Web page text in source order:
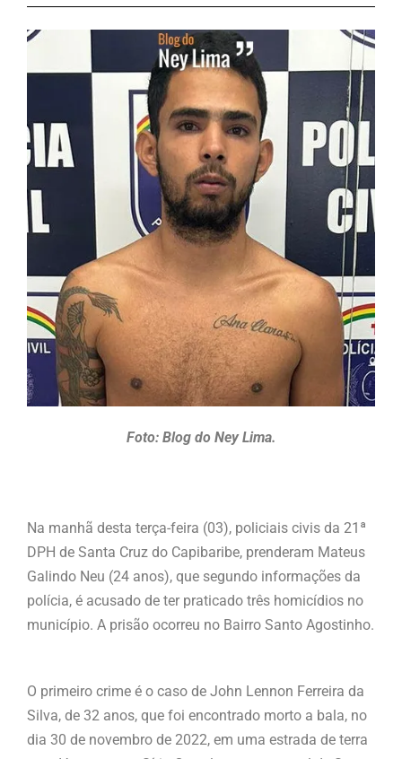
Foto: Blog do Ney Lima.
Na manhã desta terça-feira (03), policiais civis da 21ª
DPH de Santa Cruz do Capibaribe, prenderam Mateus
Galindo Neu (24 anos), que segundo informações da
polícia, é acusado de ter praticado três homicídios no
município. A prisão ocorreu no Bairro Santo Agostinho.
O primeiro crime é o caso de John Lennon Ferreira da
Silva, de 32 anos, que foi encontrado morto a bala, no
dia 30 de novembro de 2022, em uma estrada de terra